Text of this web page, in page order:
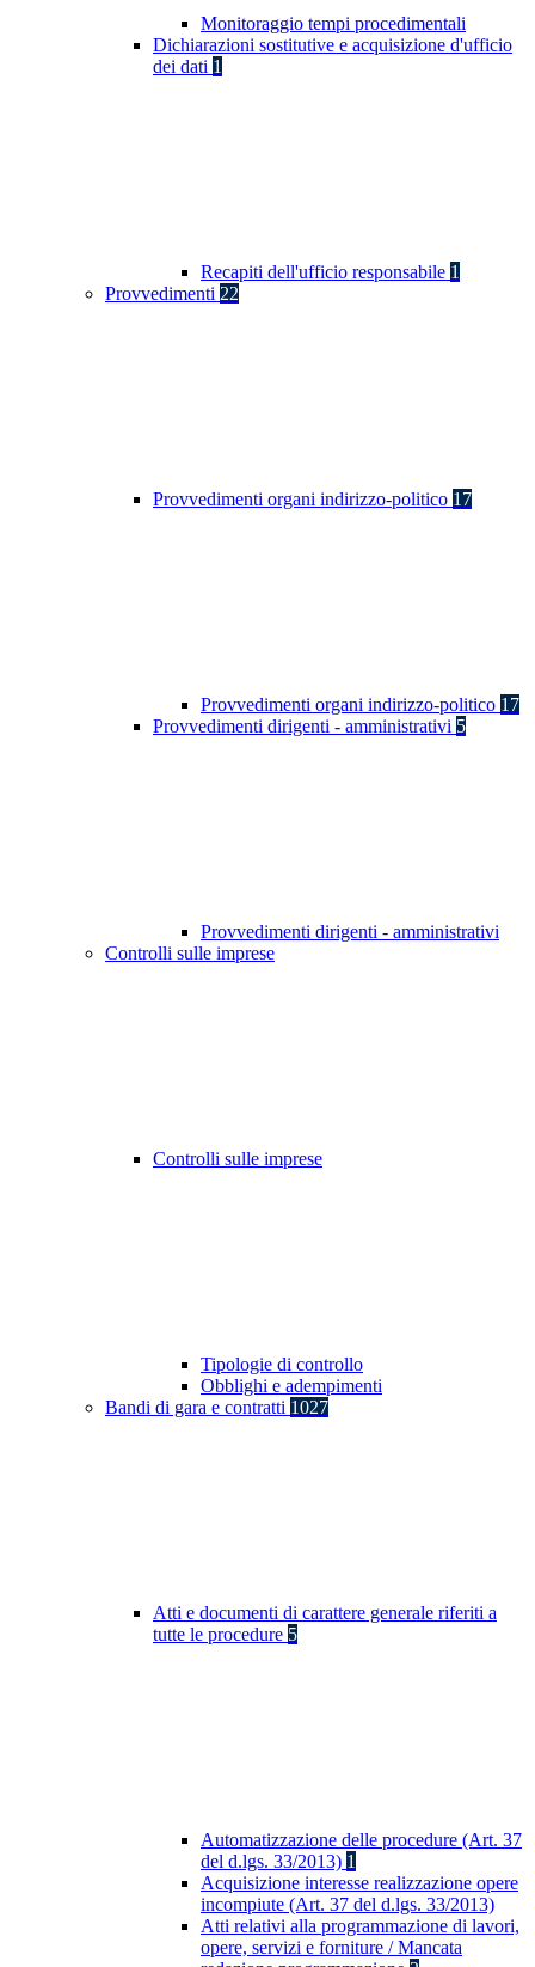
Monitoraggio tempi procedimentali
Dichiarazioni sostitutive e acquisizione d'ufficio
dei dati 1
Recapiti dell'ufficio responsabile 1
Provvedimenti 22
Provvedimenti organi indirizzo-politico 17
Provvedimenti organi indirizzo-politico 17
Provvedimenti dirigenti - amministrativi 5
Provvedimenti dirigenti - amministrativi
Controlli sulle imprese
Controlli sulle imprese
Tipologie di controllo
Obblighi e adempimenti
Bandi di gara e contratti 1027
Atti e documenti di carattere generale riferiti a
tutte le procedure 5
Automatizzazione delle procedure (Art. 37
del d.lgs. 33/2013) 1
Acquisizione interesse realizzazione opere
incompiute (Art. 37 del d.lgs. 33/2013)
Atti relativi alla programmazione di lavori,
opere, servizi e forniture / Mancata